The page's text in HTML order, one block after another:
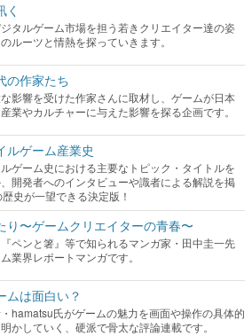
く
タルゲーム市場を担う若きクリエイター達の姿
ルーツと情熱を探っていきます。
の作家たち
影響を受けた作家さんに取材し、ゲームが日本
業やカルチャーに与えた影響を探る企画です。
ルゲーム産業史
ゲーム史における主要なトピック・タイトルを
開発者へのインタビューや識者による解説を掲
史が一望できる決定版！
り〜ゲームクリエイターの青春〜
『ペンと箸』等で知られるマンガ家・田中圭一先
業界レポートマンガです。
ムは面白い？
hamatsu氏がゲームの魅力を画面や操作の具体的
かしていく、硬派で骨太な評論連載です。